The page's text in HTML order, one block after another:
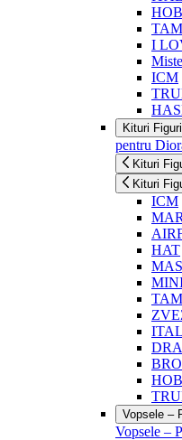
I
ICM
Kituri
pentru
Kituri
Kituri
ICM
HAT
Vopsele –
Vopsele –